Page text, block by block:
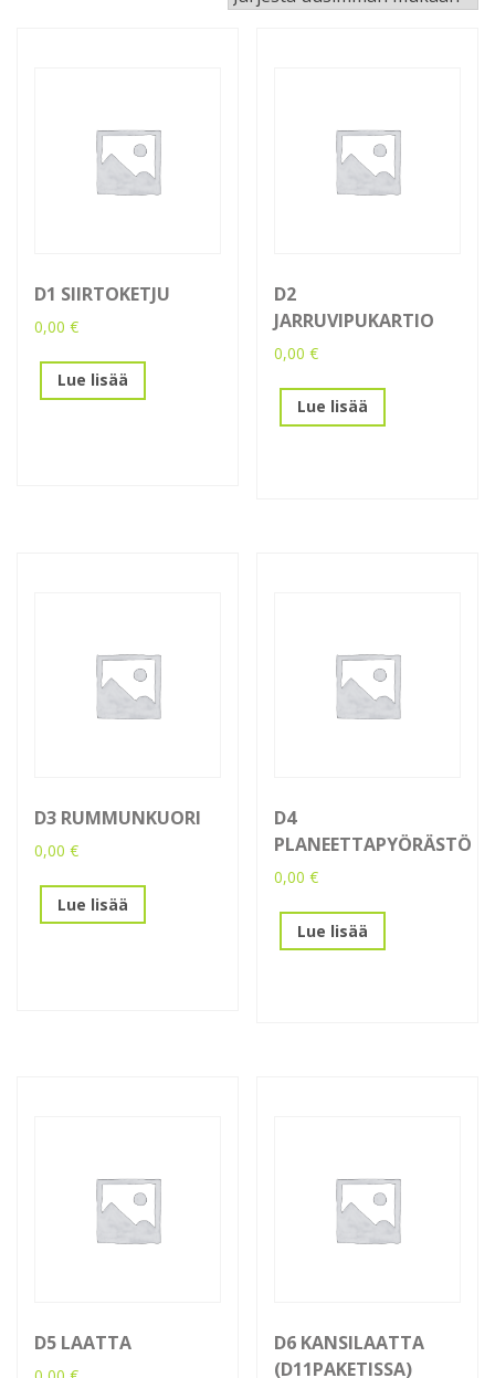
D1 SIIRTOKETJU
0,00 €
Lue lisää
D2
JARRUVIPUKARTIO
0,00€
Lue lisää
D3 RUMMUNKUORI
0,00 €
Lue lisää
D4
PLANEETTAPYÖRÄSTÖ
0,00€
Lue lisää
D5 LAATTA
D6 KANSILAATTA
(D11PAKETISSA)